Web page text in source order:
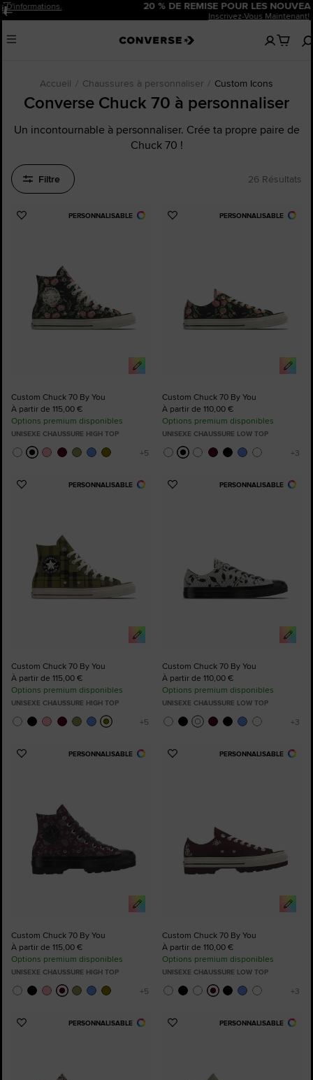
Pause 20 % DE REMISE POUR LES NOUVEAUX CLIENTS.
Inscrivez-Vous Maintenant!
Menu
Aucun
articles
Accueil Chaussures à personnaliser Custom Icons
Converse Chuck 70 à personnaliser
Un incontournable à personnaliser. Crée ta propre paire de
Chuck 70 !
Filtre 26 Résultats
PERSONNALISABLE
Ajouter
Custom Chuck 70 By You
À partir de 115,00 €
Options premium disponibles
UNISEXE CHAUSSURE HIGH TOP
PERSONNALISABLE
Ajouter
Custom Chuck 70 By You
À partir de 110,00 €
Options premium disponibles
UNISEXE CHAUSSURE LOW TOP
PERSONNALISABLE
Ajouter
Custom Chuck 70 By You
À partir de 115,00 €
Options premium disponibles
UNISEXE CHAUSSURE HIGH TOP
PERSONNALISABLE
Ajouter
Custom Chuck 70 By You
À partir de 110,00 €
Options premium disponibles
UNISEXE CHAUSSURE LOW TOP
PERSONNALISABLE
Ajouter
Custom Chuck 70 By You
À partir de 115,00 €
Options premium disponibles
UNISEXE CHAUSSURE HIGH TOP
PERSONNALISABLE
Ajouter
Custom Chuck 70 By You
À partir de 110,00 €
Options premium disponibles
UNISEXE CHAUSSURE LOW TOP
PERSONNALISABLE
Ajouter
PERSONNALISABLE
Ajouter